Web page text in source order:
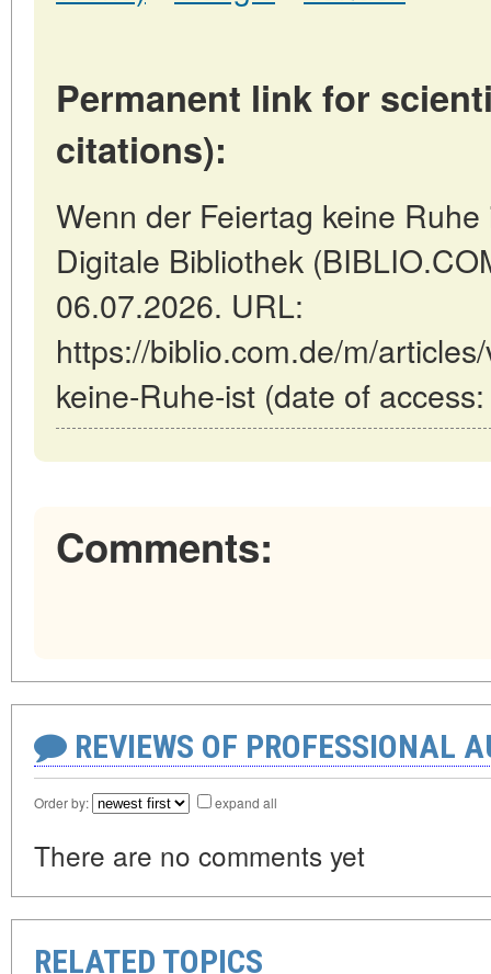
Permanent link for
citations):
Wenn der Feiertag keine
Digitale Bibliothek
06.07.2026. URL:
https://biblio.com.de/m/
keine-Ruhe-ist (date of
Comments:
REVIEWS OF PROFESSIONAL
Order by: expand all
There are no comments yet
RELATED TOPICS